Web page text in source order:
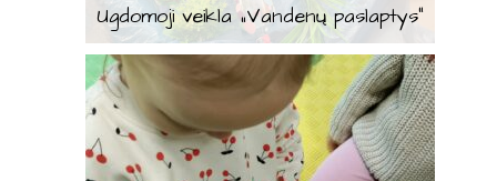
Ugdomoji veikla „Vandenų paslaptys“